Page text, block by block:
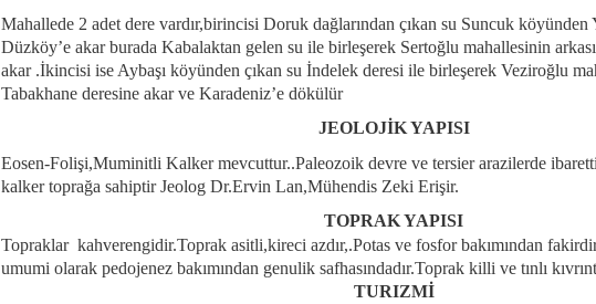
Mahallede 2 adet dere vardır,birincisi Doruk dağlarından çıkan su Suncuk köyünden
Düzköy’e akar burada Kabalaktan gelen su ile birleşerek Sertoğlu mahallesinin
akar .İkincisi ise Aybaşı köyünden çıkan su İndelek deresi ile birleşerek Veziroğlu
Tabakhane deresine akar ve Karadeniz’e dökülür
JEOLOJİK YAPISI
Eosen-Folişi,Muminitli Kalker mevcuttur..Paleozoik devre ve tersier arazilerde
kalker toprağa sahiptir Jeolog Dr.Ervin Lan,Mühendis Zeki Erişir.
TOPRAK YAPISI
Topraklar kahverengidir.Toprak asitli,kireci azdır,.Potas ve fosfor bakımından
umumi olarak pedojenez bakımından genulik safhasındadır.Toprak killi ve tınlı
TURIZMİ